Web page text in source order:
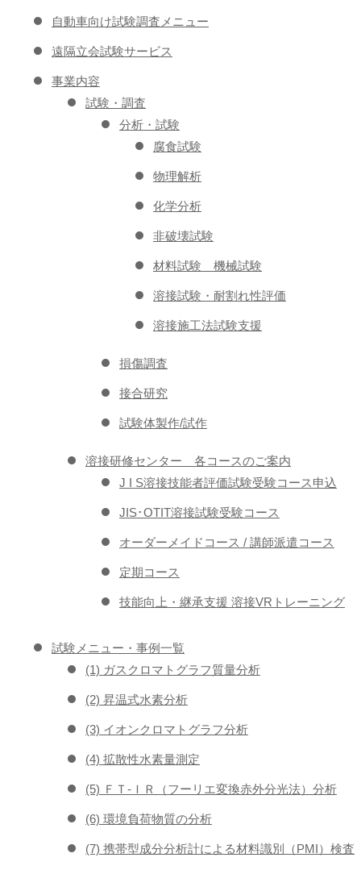
自動車向け試験調査メニュー
遠隔立会試験サービス
事業内容
試験・調査
分析・試験
腐食試験
物理解析
化学分析
非破壊試験
材料試験 機械試験
溶接試験・耐割れ性評価
溶接施工法試験支援
損傷調査
接合研究
試験体製作/試作
溶接研修センター 各コースのご案内
J I S溶接技能者評価試験受験コース申込
JIS･OTIT溶接試験受験コース
オーダーメイドコース / 講師派遣コース
定期コース
技能向上・継承支援 溶接VRトレーニング
試験メニュー・事例一覧
(1) ガスクロマトグラフ質量分析
(2) 昇温式水素分析
(3) イオンクロマトグラフ分析
(4) 拡散性水素量測定
(5) ＦＴ-ＩＲ（フーリエ変換赤外分光法）分析
(6) 環境負荷物質の分析
(7) 携帯型成分分析計による材料識別（PMI）検査